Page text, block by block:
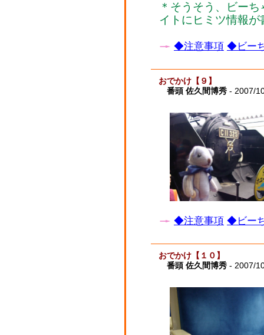
＊そうそう、ビー
イトにヒミツ情報が
◆注意事項 ◆ビー
おでかけ【９】
番頭 佐久間博秀 - 2007/
◆注意事項 ◆ビー
おでかけ【１０】
番頭 佐久間博秀 - 2007/